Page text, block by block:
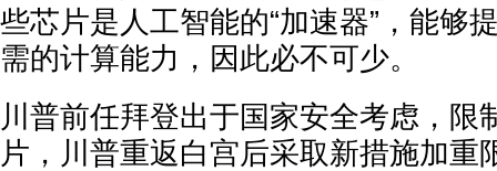
些芯片是人工智能的“加速器”，能够
需的计算能力，因此必不可少。
川普前任拜登出于国家安全考虑，限
片，川普重返白宫后采取新措施加重